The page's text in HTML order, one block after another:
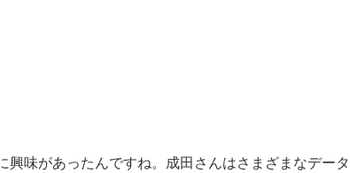
味があったんですね。成田さんはさまざまなデータ